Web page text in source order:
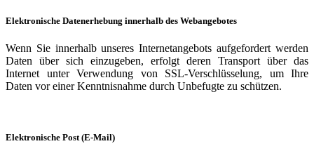
Elektronische Datenerhebung innerhalb des Webangebotes
Wenn Sie innerhalb unseres Internetangebots aufgefordert werden
Daten über sich einzugeben, erfolgt deren Transport über das
Internet unter Verwendung von SSL-Verschlüsselung, um Ihre
Daten vor einer Kenntnisnahme durch Unbefugte zu schützen.
Elektronische Post (E-Mail)